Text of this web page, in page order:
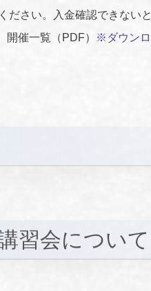
ださい。入金確認できない
催一覧（PDF）
※ダウン
習会について